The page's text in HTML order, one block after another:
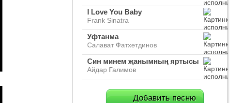
I Love You Baby
Frank Sinatra
Уфтанма
Салават Фатхетдинов
Син минем җанымның яртысы
Айдар Галимов
Добавить песню